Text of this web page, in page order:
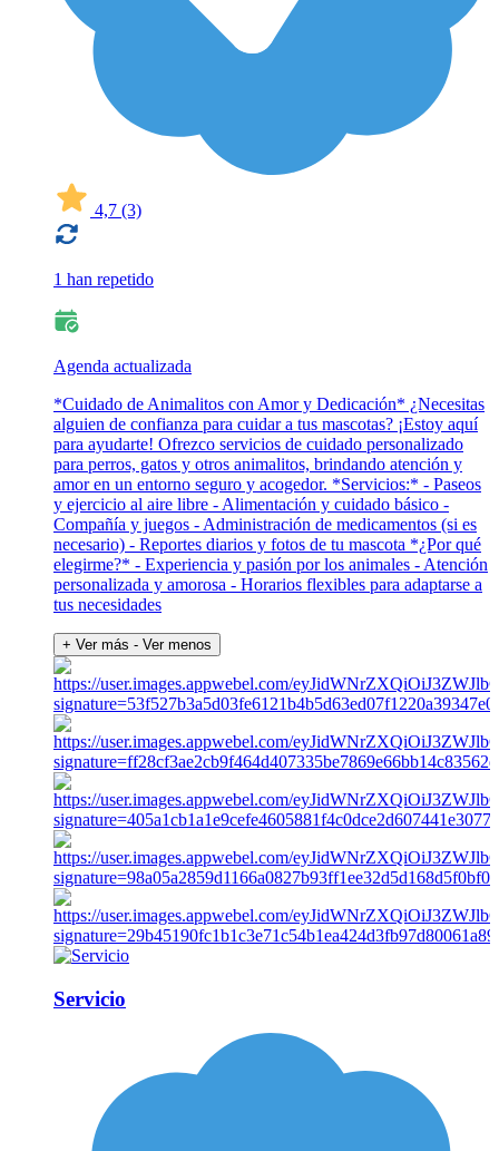
4,7 (3)
1 han repetido
Agenda actualizada
*Cuidado de Animalitos con Amor y Dedicación* ¿Necesitas
alguien de confianza para cuidar a tus mascotas? ¡Estoy aquí
para ayudarte! Ofrezco servicios de cuidado personalizado
para perros, gatos y otros animalitos, brindando atención y
amor en un entorno seguro y acogedor. *Servicios:* - Paseos
y ejercicio al aire libre - Alimentación y cuidado básico -
Compañía y juegos - Administración de medicamentos (si es
necesario) - Reportes diarios y fotos de tu mascota *¿Por qué
elegirme?* - Experiencia y pasión por los animales - Atención
personalizada y amorosa - Horarios flexibles para adaptarse a
tus necesidades
+ Ver más - Ver menos
Servicio